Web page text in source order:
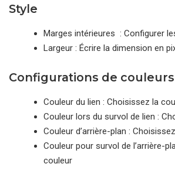
Style
Marges intérieures : Configurer
Largeur : Écrire la dimension en
Configurations de couleurs
Couleur du lien : Choisissez la
Couleur lors du survol de lien :
Couleur d’arrière-plan :
Couleur pour survol de l’arrière-
couleur